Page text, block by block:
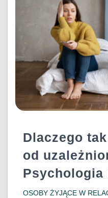
Dlaczego
od
Psychologia
OSOBY ŻYJĄCE W